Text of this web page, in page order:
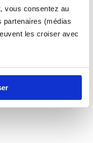
vous consentez au
partenaires (médias
les croiser avec